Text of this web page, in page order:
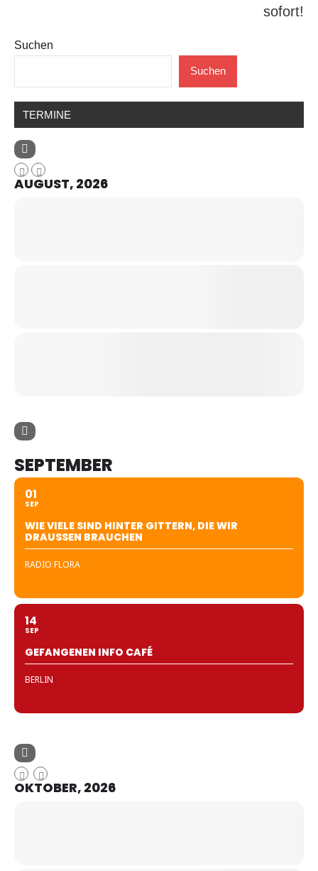
sofort!
Suchen
Suchen
TERMINE
AUGUST, 2026
SEPTEMBER
01
SEP
WIE VIELE SIND HINTER GITTERN, DIE WIR
DRAUSSEN BRAUCHEN
RADIO FLORA
14
SEP
GEFANGENEN INFO CAFÉ
BERLIN
OKTOBER, 2026